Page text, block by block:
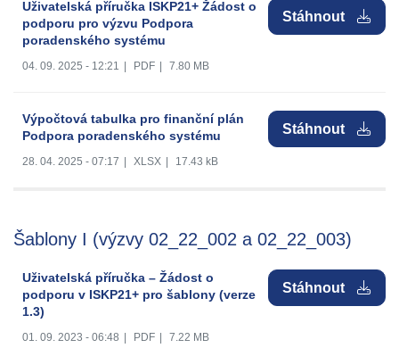
Uživatelská příručka ISKP21+ Žádost o
podporu pro výzvu Podpora
poradenského systému
04. 09. 2025 - 12:21 PDF 7.80 MB
Stáhnout
Výpočtová tabulka pro finanční plán
Podpora poradenského systému
28. 04. 2025 - 07:17 XLSX 17.43 kB
Stáhnout
Šablony I (výzvy 02_22_002 a 02_22_003)
Uživatelská příručka – Žádost o
podporu v ISKP21+ pro šablony (verze
1.3)
01. 09. 2023 - 06:48 PDF 7.22 MB
Stáhnout